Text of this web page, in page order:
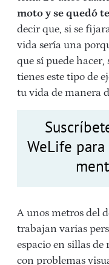
moto y se quedó
decir que, si se
vida sería una
que sí puede
tienes este tipo de
tu vida de manera
WeLife
A unos metros del
trabajan varias
espacio en sillas
con problemas